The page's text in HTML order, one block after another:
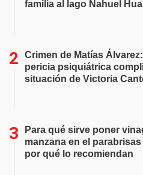
familia al lago Nahuel
Crimen de Matías
pericia psiquiátrica
situación de Victoria
Para qué sirve poner
manzana en el
por qué lo recomiendan